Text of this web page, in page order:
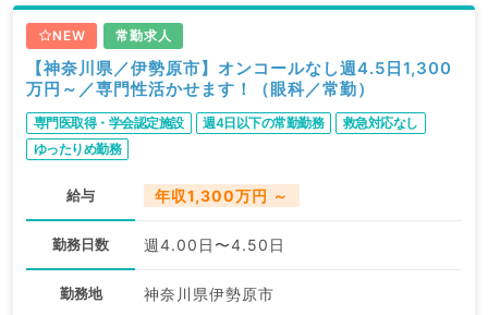
NEW 常勤求人
【神奈川県／伊勢原市】オンコールなし週4.5日1,300
万円～／専門性活かせます！（眼科／常勤）
専門医取得・学会認定施設 週4日以下の常勤勤務
救急対応なし
ゆったりめ勤務
給与 年収1,300万円 ～
勤務日数 週4.00日〜4.50日
勤務地 神奈川県伊勢原市